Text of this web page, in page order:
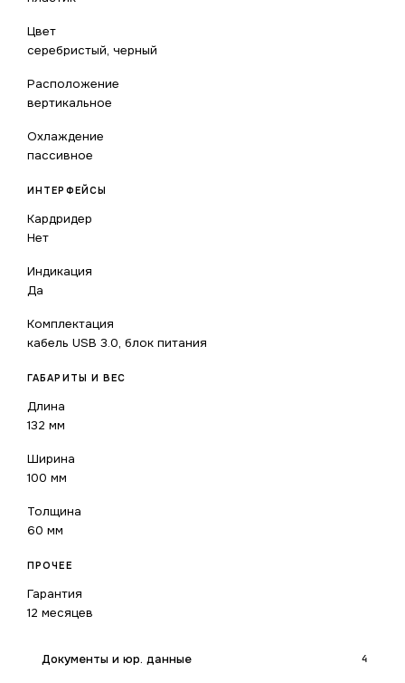
Цвет
серебристый, черный
Расположение
вертикальное
Охлаждение
пассивное
ИНТЕРФЕЙСЫ
Кардридер
Нет
Индикация
Да
Комплектация
кабель USB 3.0, блок питания
ГАБАРИТЫ И ВЕС
Длина
132 мм
Ширина
100 мм
Толщина
60 мм
ПРОЧЕЕ
Гарантия
12 месяцев
Документы и юр. данные 4